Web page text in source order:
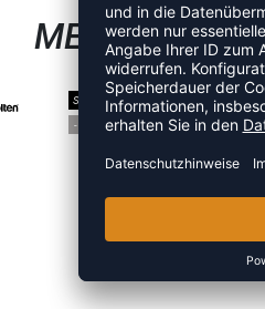
MEHR AUS
SALE
-15%